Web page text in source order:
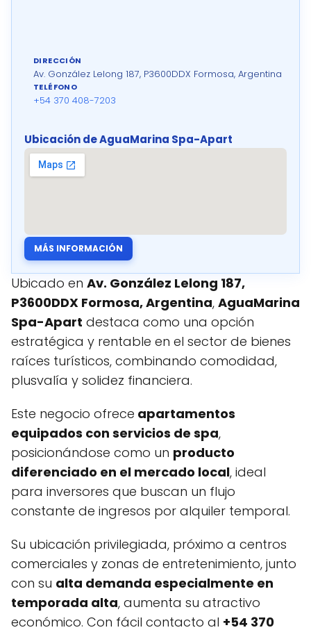
DIRECCIÓN
Av. González Lelong 187, P3600DDX Formosa, Argentina
TELÉFONO
+54 370 408-7203
Ubicación de AguaMarina Spa-Apart
MÁS INFORMACIÓN
Ubicado en Av. González Lelong 187,
P3600DDX Formosa, Argentina, AguaMarina
Spa-Apart destaca como una opción
estratégica y rentable en el sector de bienes
raíces turísticos, combinando comodidad,
plusvalía y solidez financiera.
Este negocio ofrece apartamentos
equipados con servicios de spa,
posicionándose como un producto
diferenciado en el mercado local, ideal
para inversores que buscan un flujo
constante de ingresos por alquiler temporal.
Su ubicación privilegiada, próximo a centros
comerciales y zonas de entretenimiento, junto
con su alta demanda especialmente en
temporada alta, aumenta su atractivo
económico. Con fácil contacto al +54 370